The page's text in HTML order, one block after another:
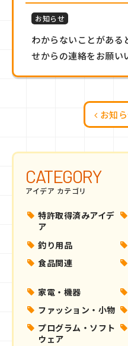
お知らせ
わからないことがある
せからの連絡をお願い
お知
CATEGORY
アイデア カテゴリ
特許取得済みアイデ
ア
釣り用品
食品関連
家電・機器
ファッション・小物
プログラム・ソフト
ウェア